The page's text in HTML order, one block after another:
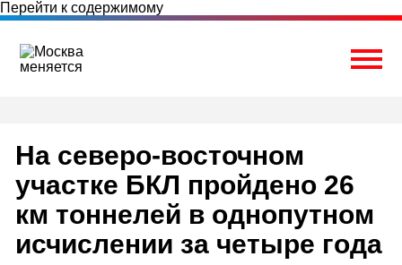
Перейти к содержимому
На северо-восточном
участке БКЛ пройдено 26
км тоннелей в однопутном
исчислении за четыре года